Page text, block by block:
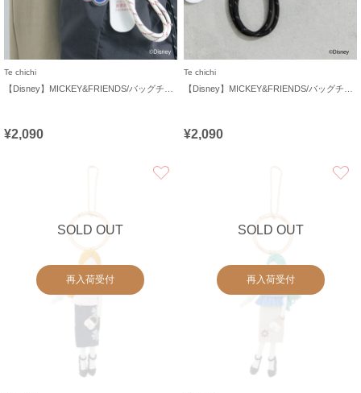
Te chichi
¥2,090
Te chichi
¥2,090
SOLD OUT
再入荷受付
SOLD OUT
再入荷受付